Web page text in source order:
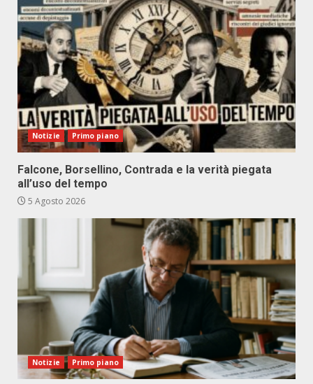
Notizie Primo piano
Falcone, Borsellino, Contrada e la verità piegata
all’uso del tempo
5 Agosto 2026
Notizie Primo piano